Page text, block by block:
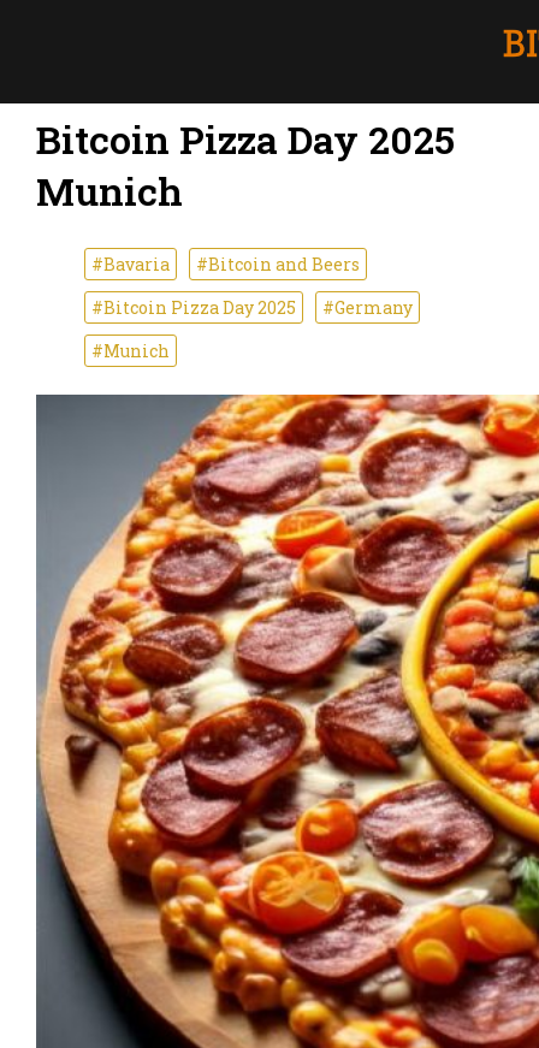
Bitcoin Pizza Day 2025
Munich
#Bavaria
#Bitcoin and Beers
#Bitcoin Pizza Day 2025
#Germany
#Munich